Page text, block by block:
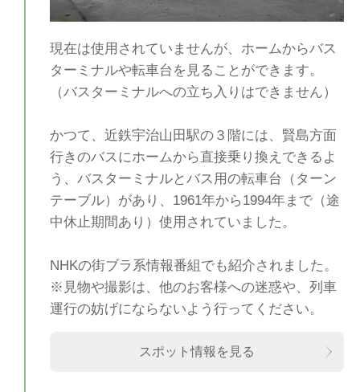
現在は使用されていませんが、ホームからバス
ターミナルや転車台を見ることができます。
（バスターミナルへの立ち入りはできません）
かつて、近鉄宇治山田駅の３階には、賢島方面
行きのバスにホームから直接乗り換えできるよ
う、バスターミナルとバス用の転車台（ターン
テーブル）があり、1961年から1994年まで（途
中休止期間あり）使用されていました。
NHKの街ブラ系情報番組でも紹介されました。
※見物や撮影は、他のお客様への迷惑や、列車
運行の妨げにならないよう行ってください。
スポット情報を見る